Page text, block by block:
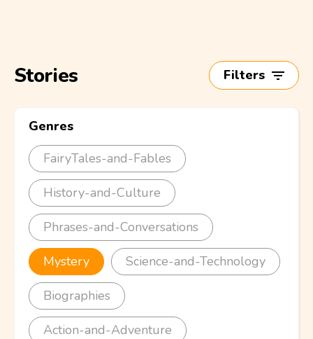
Stories Filters
Genres
FairyTales-and-Fables
History-and-Culture
Phrases-and-Conversations
Mystery Science-and-Technology
Biographies
Action-and-Adventure